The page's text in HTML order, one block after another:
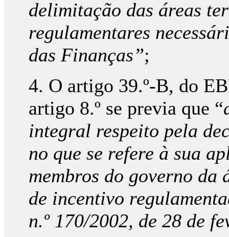
delimitação das áreas
regulamentares
das Finanças”;
4. O artigo 39.º-B, do
artigo 8.º se previa que “
integral respeito pela
no que se refere à sua
membros do governo
de incentivo
n.º 170/2002, de 28 de